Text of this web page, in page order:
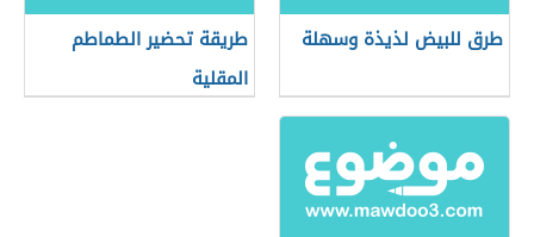
طرق للبيض لذيذة وسهلة
طريقة تحضير الطماطم
المقلية